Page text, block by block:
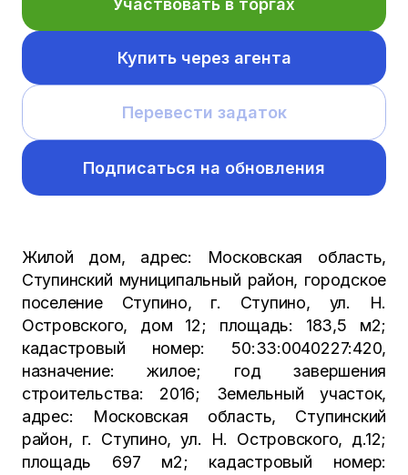
Участвовать в торгах
Купить через агента
Перевести задаток
Подписаться на обновления
Жилой дом, адрес: Московская область,
Ступинский муниципальный район, городское
поселение Ступино, г. Ступино, ул. Н.
Островского, дом 12; площадь: 183,5 м2;
кадастровый номер: 50:33:0040227:420,
назначение: жилое; год завершения
строительства: 2016; Земельный участок,
адрес: Московская область, Ступинский
район, г. Ступино, ул. Н. Островского, д.12;
площадь 697 м2; кадастровый номер: